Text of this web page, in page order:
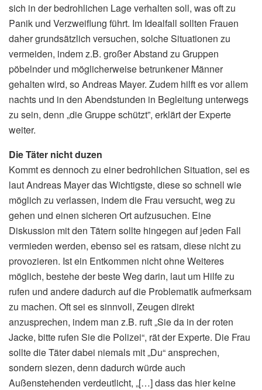
sich in der bedrohlichen Lage verhalten soll, was oft zu
Panik und Verzweiflung führt. Im Idealfall sollten Frauen
daher grundsätzlich versuchen, solche Situationen zu
vermeiden, indem z.B. großer Abstand zu Gruppen
pöbelnder und möglicherweise betrunkener Männer
gehalten wird, so Andreas Mayer. Zudem hilft es vor allem
nachts und in den Abendstunden in Begleitung unterwegs
zu sein, denn „die Gruppe schützt”, erklärt der Experte
weiter.
Die Täter nicht duzen
Kommt es dennoch zu einer bedrohlichen Situation, sei es
laut Andreas Mayer das Wichtigste, diese so schnell wie
möglich zu verlassen, indem die Frau versucht, weg zu
gehen und einen sicheren Ort aufzusuchen. Eine
Diskussion mit den Tätern sollte hingegen auf jeden Fall
vermieden werden, ebenso sei es ratsam, diese nicht zu
provozieren. Ist ein Entkommen nicht ohne Weiteres
möglich, bestehe der beste Weg darin, laut um Hilfe zu
rufen und andere dadurch auf die Problematik aufmerksam
zu machen. Oft sei es sinnvoll, Zeugen direkt
anzusprechen, indem man z.B. ruft „Sie da in der roten
Jacke, bitte rufen Sie die Polizei“, rät der Experte. Die Frau
sollte die Täter dabei niemals mit „Du“ ansprechen,
sondern siezen, denn dadurch würde auch
Außenstehenden verdeutlicht, „[…] dass das hier keine